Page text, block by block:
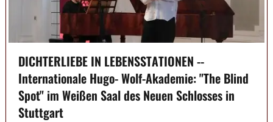
DICHTERLIEBE IN LEBENSSTATIONEN --
Internationale Hugo- Wolf-Akademie: "The Blind
Spot" im Weißen Saal des Neuen Schlosses in
Stuttgart